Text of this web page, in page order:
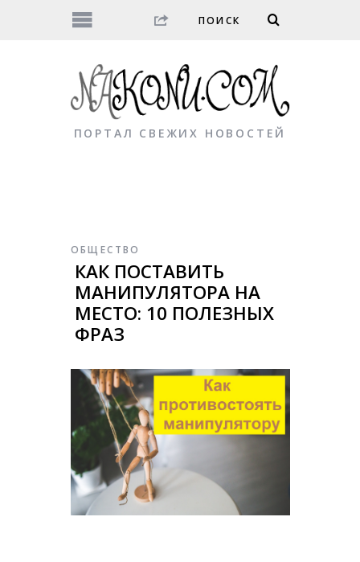
ПОРТАЛ СВЕЖИХ НОВОСТЕЙ
ОБЩЕСТВО
КАК ПОСТАВИТЬ
МАНИПУЛЯТОРА НА
МЕСТО: 10 ПОЛЕЗНЫХ
ФРАЗ